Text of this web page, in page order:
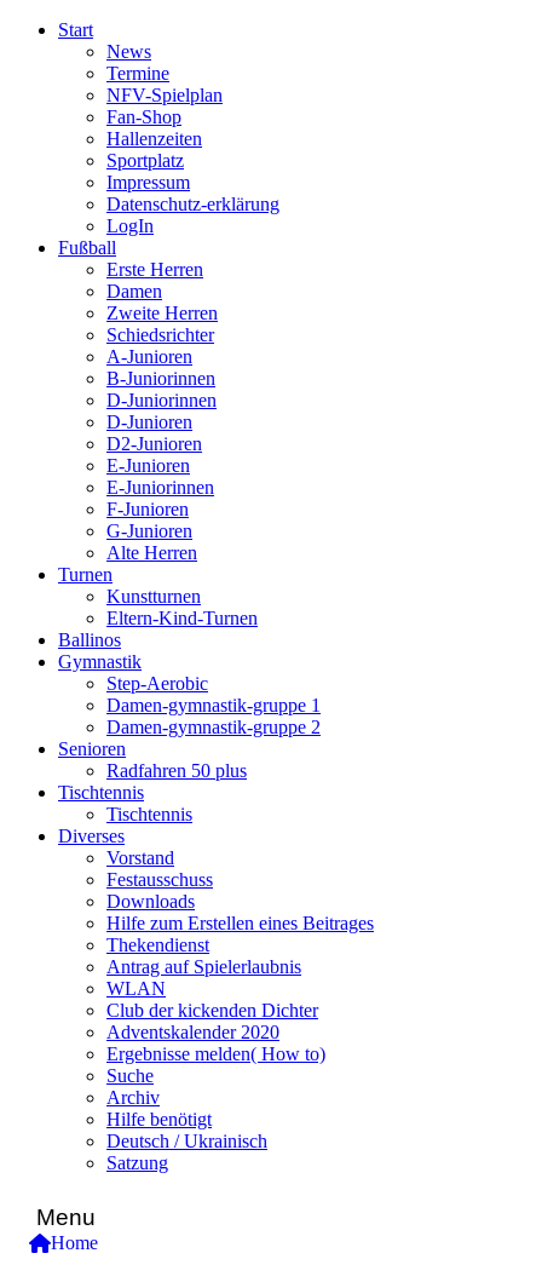
Start
News
Termine
NFV-Spielplan
Fan-Shop
Hallenzeiten
Sportplatz
Impressum
Datenschutz-erklärung
LogIn
Fußball
Erste Herren
Damen
Zweite Herren
Schiedsrichter
A-Junioren
B-Juniorinnen
D-Juniorinnen
D-Junioren
D2-Junioren
E-Junioren
E-Juniorinnen
F-Junioren
G-Junioren
Alte Herren
Turnen
Kunstturnen
Eltern-Kind-Turnen
Ballinos
Gymnastik
Step-Aerobic
Damen-gymnastik-gruppe 1
Damen-gymnastik-gruppe 2
Senioren
Radfahren 50 plus
Tischtennis
Tischtennis
Diverses
Vorstand
Festausschuss
Downloads
Hilfe zum Erstellen eines Beitrages
Thekendienst
Antrag auf Spielerlaubnis
WLAN
Club der kickenden Dichter
Adventskalender 2020
Ergebnisse melden( How to)
Suche
Archiv
Hilfe benötigt
Deutsch / Ukrainisch
Satzung
Menu
Home